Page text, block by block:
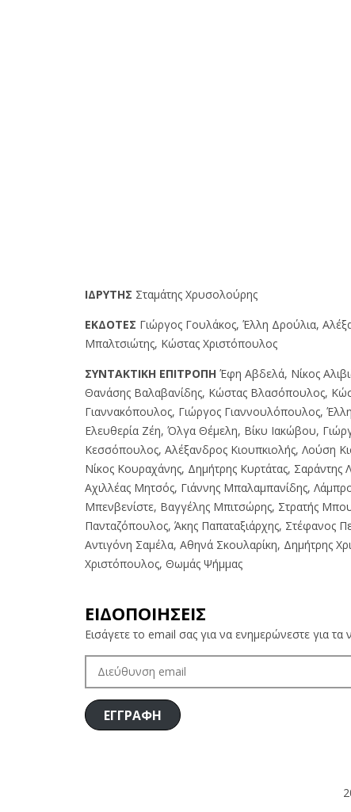
IΔPYTHΣ Σταμάτης Χρυσολούρης
EKΔOTEΣ Γιώργος Γουλάκος, Έλλη Δρούλια,
Μπαλτσιώτης, Κώστας Χριστόπουλος
ΣYNTAKTIKH EΠITPOΠH Έφη Αβδελά, Νίκος
Θανάσης Βαλαβανίδης, Κώστας Βλασόπουλος,
Γιαννακόπουλος, Γιώργος Γιαννουλόπουλος,
Ελευθερία Ζέη, Όλγα Θέμελη, Βίκυ Ιακώβου,
Κεσσόπουλος, Αλέξανδρος Κιουπκιολής, Λούση
Νίκος Κουραχάνης, Δημήτρης Κυρτάτας,
Αχιλλέας Μητσός, Γιάννης Μπαλαμπανίδης,
Μπενβενίστε, Βαγγέλης Μπιτσώρης, Στρατής
Πανταζόπουλος, Άκης Παπαταξιάρχης, Στέφανος
Αντιγόνη Σαμέλα, Αθηνά Σκουλαρίκη, Δημήτρης
Χριστόπουλος, Θωμάς Ψήμμας
ΕΙΔΟΠΟΙΗΣΕΙΣ
Εισάγετε το email σας για να ενημερώνεστε για τα
ΔΙΕΎΘΥΝΣΗ
ΕΓΓΡΑΦΗ